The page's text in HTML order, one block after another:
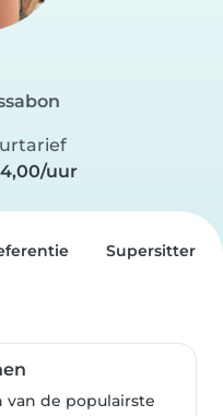
uur
Supersitter
van de populairste